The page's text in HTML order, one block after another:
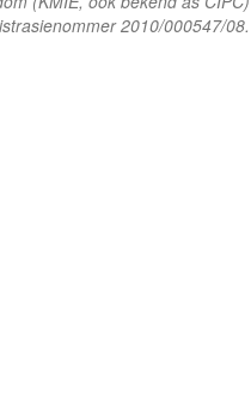
2010/000547/08.